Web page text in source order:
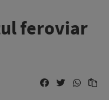
feroviar